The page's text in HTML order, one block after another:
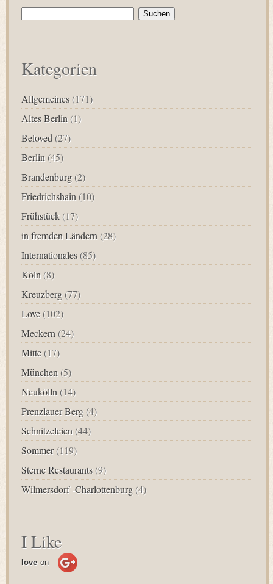
Suchen
Kategorien
Allgemeines (171)
Altes Berlin (1)
Beloved (27)
Berlin (45)
Brandenburg (2)
Friedrichshain (10)
Frühstück (17)
in fremden Ländern (28)
Internationales (85)
Köln (8)
Kreuzberg (77)
Love (102)
Meckern (24)
Mitte (17)
München (5)
Neukölln (14)
Prenzlauer Berg (4)
Schnitzeleien (44)
Sommer(119)
Sterne Restaurants (9)
Wilmersdorf -Charlottenburg (4)
I Like
love on